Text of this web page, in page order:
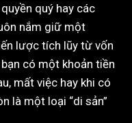
quý hay các
nắm giữ một
lược tích lũy từ vốn
có một khoản tiền
mất việc hay khi có
là một loại “di sản”